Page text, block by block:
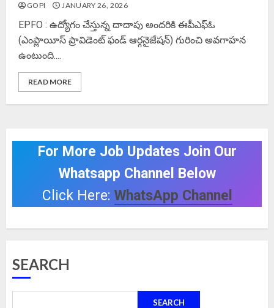
GOPI JANUARY 26, 2026
EPFO : ఉద్యోగం చేస్తున్న దాదాపు అందరికి ఈపీఎఫ్ఓ
(ఎంప్లాయీస్ ప్రావిడెంట్ ఫండ్ ఆర్గనైజేషన్) గురించి అవగాహన
ఉంటుంది....
READ MORE
For More Job Updates Join Our
Whatsapp Channel Below
Click Here: WhatsApp Channel
SEARCH
SEARCH